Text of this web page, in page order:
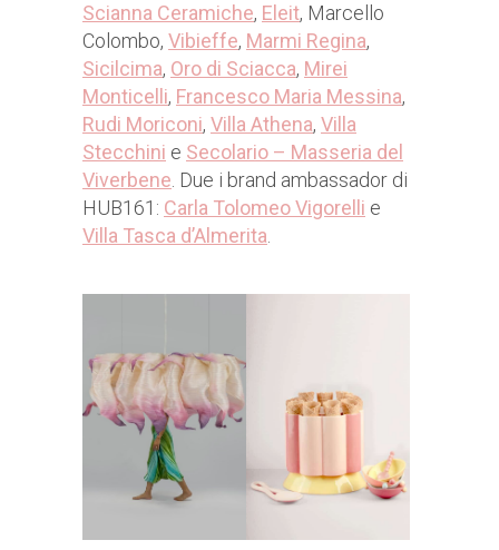
Scianna Ceramiche, Eleit, Marcello
Colombo, Vibieffe, Marmi Regina,
Sicilcima, Oro di Sciacca, Mirei
Monticelli, Francesco Maria Messina,
Rudi Moriconi, Villa Athena, Villa
Stecchini e Secolario – Masseria del
Viverbene . Due i brand ambassador di
HUB161: Carla Tolomeo Vigorelli e
Villa Tasca d’Almerita